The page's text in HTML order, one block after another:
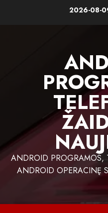
2026-08-
ANDROID
ANDROID OPERACINĘ